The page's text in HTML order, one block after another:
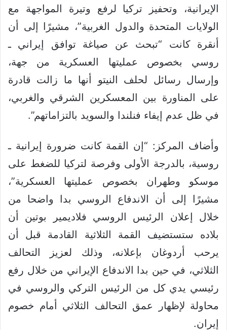
الإيرانية، وتحفيز تركيا لرفع وتيرة المواجهة مع
الولايات المتحدة والدول الغربية”، مشيرًا إلى أن
أنقرة كانت “تبحث عن صياغة توافق إيراني ـ
روسي بخصوص عمليتها العسكرية من جهة،
وإرسال رسائل لحلف النيتو أنها ما زالت قادرة
على المناورة بين المعسكرين الشرقي والغربي،
في ظل عدم إيفاء فنلندا والسويد بالتزاماتهم”.
وأضاف المركز: “إن القمة كانت ضرورة إيرانية ـ
روسية، بالدرجة الأولى وفرصة لتركيا للضغط على
موسكو وطهران بخصوص عمليتها العسكرية”،
مشيرًا إلى أن الاندفاع الروسي بدا واضحا من
خلال إعلان الرئيس الروسي فلاديمير بوتين أن
بلاده ستستضيف القمة الثلاثية القادمة قبل أن
يرحب أردوغان بإعلانه، وذلك لعزيز التحالف
الثلاثي، في حين بدا الاندفاع الإيراني من خلال رفع
رئيسي يدي كل من الرئيس التركي والروسي في
محاولة لإظهار عمق التحالف الثلاثي أمام خصوم
إيران.